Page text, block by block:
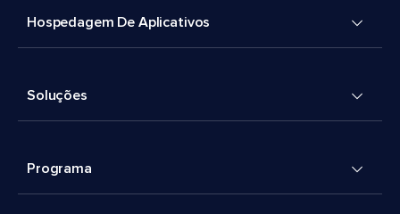
Hospedagem De Aplicativos
Soluções
Programa